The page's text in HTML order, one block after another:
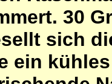
30
sich
ein